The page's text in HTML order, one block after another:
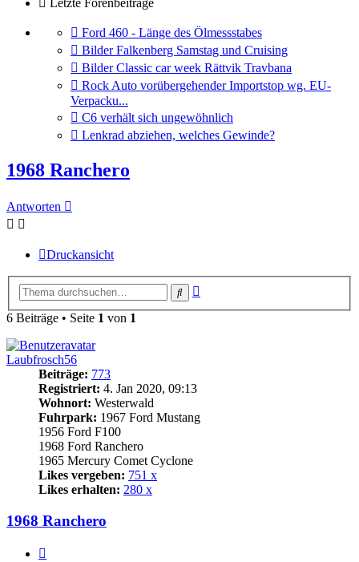
Letzte Forenbeiträge
Gehe
zum
letzten
Beitrag
Ford 460 - Länge des Ölmessstabes
Gehe
zum
letzten
Beitrag
Bilder Falkenberg Samstag und Cruising
Gehe
zum
letzten
Beitrag
Bilder Classic car week Rättvik Travbana
Gehe
zum
letzten
Beitrag
Rock Auto vorübergehender Importstop wg. EU-
Verpacku...
Gehe
zum
letzten
C6 verhält sich ungewöhnlich
Gehe
letzten
Beitrag
Lenkrad abziehen, welches Gewinde?
1968 Ranchero
Antworten
Druckansicht
Suche
6 Beiträge • Seite 1 von 1
Laubfrosch56
Beiträge: 773
Registriert: 4. Jan 2020, 09:13
Wohnort: Westerwald
Fuhrpark: 1967 Ford Mustang
1956 Ford F100
1968 Ford Ranchero
1965 Mercury Comet Cyclone
Likes vergeben: 751 x
Likes erhalten: 280 x
1968 Ranchero